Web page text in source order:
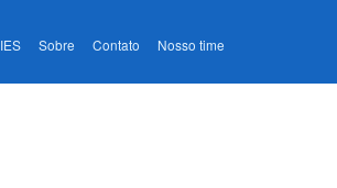
IES Sobre Contato Nosso time